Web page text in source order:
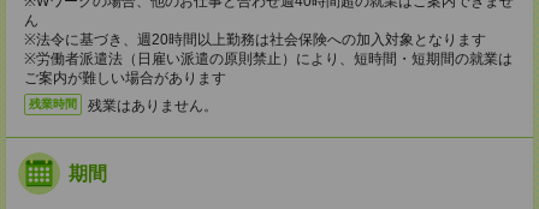
ん
※法令に基づき、週20時間以上勤務は社会保険への加入対象となります
※労働者派遣法（日雇い派遣の原則禁止）により、短時間・短期間の就業は
ご案内が難しい場合があります
残業時間 残業はありません。
期間